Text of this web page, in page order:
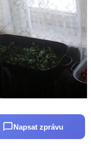
Napsat zprávu